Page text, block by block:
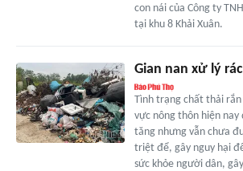
con nái của Công ty
tại khu 8 Khải Xuân.
Gian nan xử lý
Tình trạng chất thải
vực nông thôn hiện nay
tăng nhưng vẫn chưa
triệt để, gây nguy hại
sức khỏe người dân,